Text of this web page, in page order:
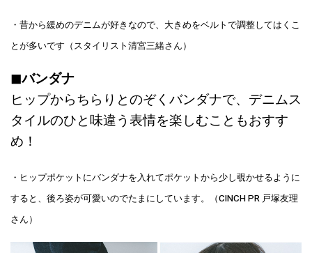
・昔から緩めのデニムが好きなので、大きめをベルトで調整してはくこ
とが多いです（スタイリスト清宮三緒さん）
◼︎バンダナ
ヒップからちらりとのぞくバンダナで、デニムス
タイルのひと味違う表情を楽しむこともおすす
め！
・ヒップポケットにバンダナを入れてポケットから少し覗かせるように
すると、後ろ姿が可愛いのでたまにしています。（CINCH PR 戸塚友理
さん）